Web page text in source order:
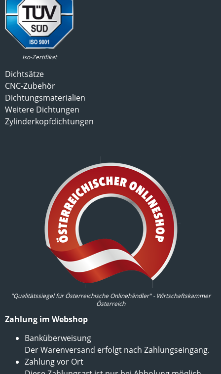
Iso-Zertifikat
Dichtsätze
CNC-Zubehör
Dichtungsmaterialien
Weitere Dichtungen
Zylinderkopfdichtungen
"Qualitätssiegel für Österreichische Onlinehändler" - Wirtschaftskammer
Österreich
Zahlung im Webshop
Banküberweisung
Der Warenversand erfolgt nach Zahlungseingang.
Zahlung vor Ort